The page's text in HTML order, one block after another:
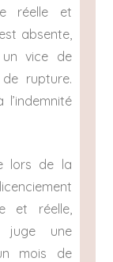
réelle et
absente,
vice de
rupture.
lors de la
et réelle,
juge une
mois de